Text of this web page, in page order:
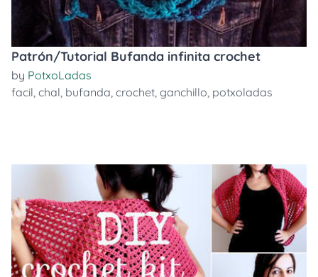
Patrón/Tutorial Bufanda infinita crochet
by PotxoLadas
facil, chal, bufanda, crochet, ganchillo, potxoladas